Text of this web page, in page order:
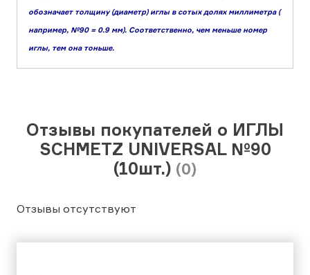
обозначает толщину (диаметр) иглы в сотых долях миллиметра (
например, №90 = 0.9 мм). Соответственно, чем меньше номер
иглы, тем она тоньше.
Отзывы покупателей о ИГЛЫ
SCHMETZ UNIVERSAL №90
(10шт.) (0)
Отзывы отсутствуют